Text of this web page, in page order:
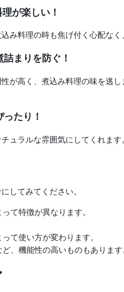
が楽しい！
み料理の時も焦げ付く心配なく
まりを防ぐ！
が高く、煮込み料理の味を逃
たり！
ュラルな雰囲気にしてくれま
してみてください。
て特徴が異なります。
て使い方が変わります。
、機能性の高いものもあります